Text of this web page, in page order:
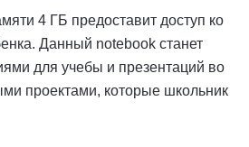
4 ГБ предоставит доступ ко
Данный notebook станет
для учебы и презентаций во
проектами, которые школьник